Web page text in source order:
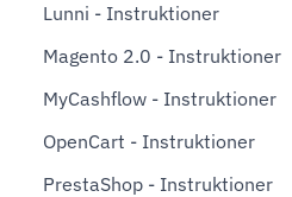
Lunni - Instruktioner
Magento 2.0 - Instruktioner
MyCashflow - Instruktioner
OpenCart - Instruktioner
PrestaShop - Instruktioner